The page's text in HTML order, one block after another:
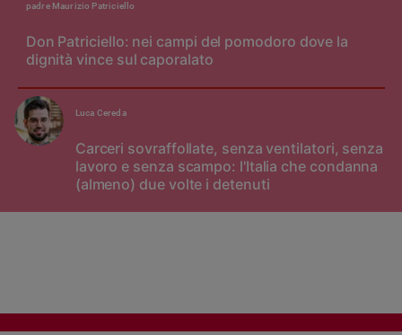
Don Patriciello: nei campi del pomodoro dove la
dignità vince sul caporalato
padre Maurizio Patriciello
Carceri sovraffollate, senza ventilatori, senza
lavoro e senza scampo: l'Italia che condanna
(almeno) due volte i detenuti
Luca Cereda